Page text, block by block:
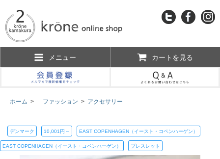
メニュー カートを見る
ホーム > ファッション > アクセサリー
デンマーク 10,001円～ EAST COPENHAGEN（イースト・コペンハーゲン）
EAST COPENHAGEN（イースト・コペンハーゲン） ブレスレット